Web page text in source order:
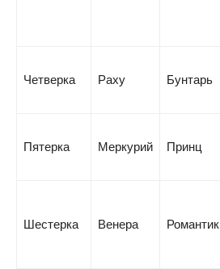
Четверка Раху Бунтарь
Пятерка Меркурий Принц
Шестерка Венера Романтик